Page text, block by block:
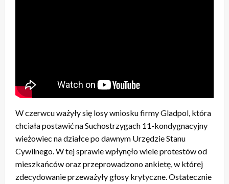
W czerwcu ważyły się losy wniosku firmy Gladpol, która
chciała postawić na Suchostrzygach 11-kondygnacyjny
wieżowiec na działce po dawnym Urzędzie Stanu
Cywilnego. W tej sprawie wpłynęło wiele protestów od
mieszkańców oraz przeprowadzono ankietę, w której
zdecydowanie przeważyły głosy krytyczne. Ostatecznie